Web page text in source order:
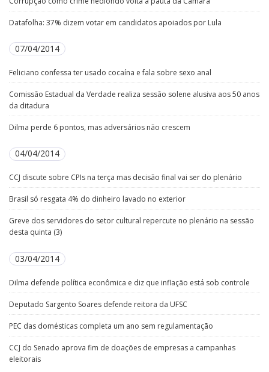
Datafolha: 37% dizem votar em candidatos apoiados por Lula
07/04/2014
Feliciano confessa ter usado cocaína e fala sobre sexo anal
Comissão Estadual da Verdade realiza sessão solene alusiva aos 50 anos
da ditadura
Dilma perde 6 pontos, mas adversários não crescem
04/04/2014
CCJ discute sobre CPIs na terça mas decisão final vai ser do plenário
Brasil só resgata 4% do dinheiro lavado no exterior
Greve dos servidores do setor cultural repercute no plenário na sessão
desta quinta (3)
03/04/2014
Dilma defende política econômica e diz que inflação está sob controle
Deputado Sargento Soares defende reitora da UFSC
PEC das domésticas completa um ano sem regulamentação
CCJ do Senado aprova fim de doações de empresas a campanhas
eleitorais